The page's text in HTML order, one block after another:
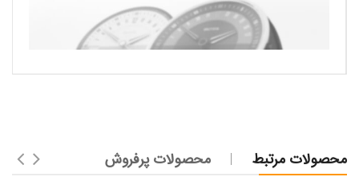
محصولات مرتبط محصولات پرفروش